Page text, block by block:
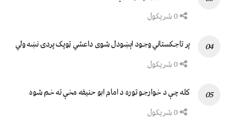
پر تاجکستاني وجود اېښودل شوی داعشي ټوپک پردۍ نښه ولي
کله چې د خوارجو توره د امام ابو حنیفه مخې ته خم شوه